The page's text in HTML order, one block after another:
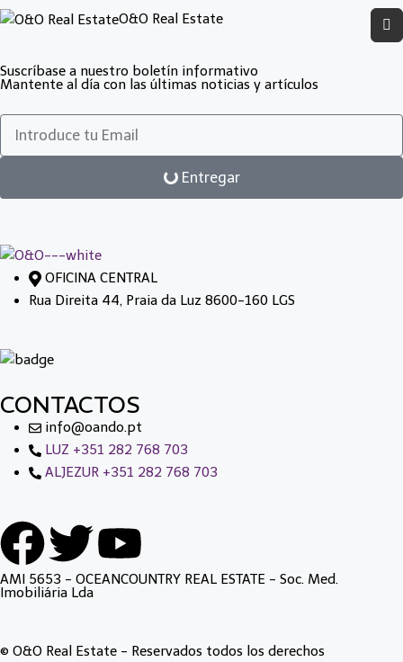
O&O Real Estate
Suscríbase a nuestro boletín informativo
Mantente al día con las últimas noticias y artículos
Entregar
OFICINA CENTRAL
Rua Direita 44, Praia da Luz 8600-160 LGS
CONTACTOS
info@oando.pt
LUZ +351 282 768 703
ALJEZUR +351 282 768 703
AMI 5653 - OCEANCOUNTRY REAL ESTATE - Soc. Med.
Imobiliária Lda
© O&O Real Estate - Reservados todos los derechos